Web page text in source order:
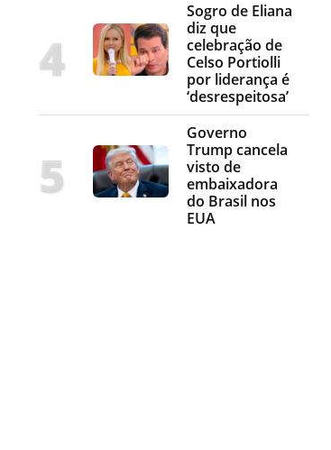
Sogro de Eliana
diz que
celebração de
Celso Portiolli
por liderança é
‘desrespeitosa’
Governo
Trump cancela
visto de
embaixadora
do Brasil nos
EUA